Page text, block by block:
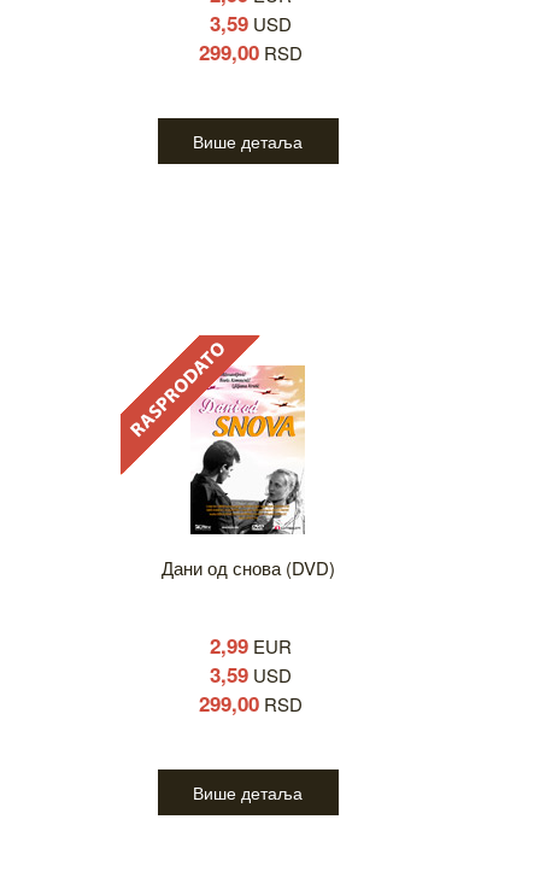
3,59 USD
299,00 RSD
Више детаља
Дани од снова (DVD)
2,99 EUR
3,59 USD
299,00 RSD
Више детаља